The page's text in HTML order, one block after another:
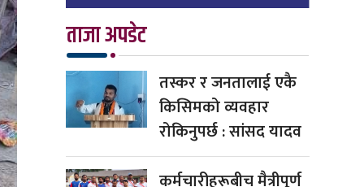
ताजा अपडेट
तस्कर र जनतालाई एकै
किसिमको व्यवहार
रोकिनुपर्छ : सांसद यादव